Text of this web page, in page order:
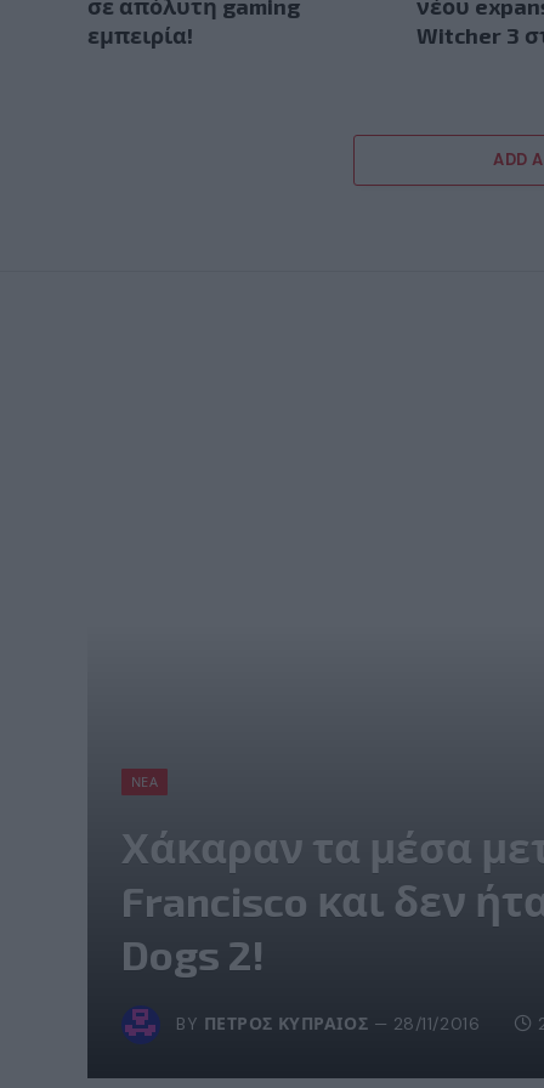
σε απόλυτη gaming
εμπειρία!
νέου
Witcher 3
ADD
ΝΈΑ
Χάκαραν τα μέσα
Francisco και δεν
Dogs 2!
BY ΠΈΤΡΟΣ ΚΥΠΡΑΊΟΣ 28/11/2016